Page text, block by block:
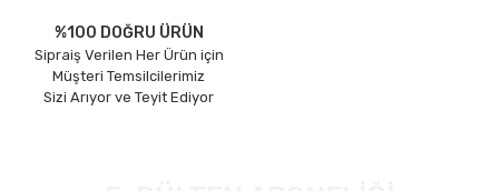
%100 DOĞRU ÜRÜN
Sipraiş Verilen Her Ürün için
Müşteri Temsilcilerimiz
Sizi Arıyor ve Teyit Ediyor